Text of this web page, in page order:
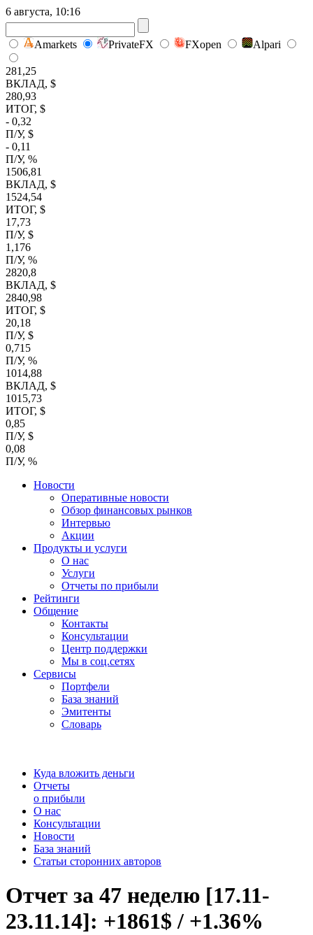
6 августа, 10:16
Amarkets PrivateFX FXopen Alpari
281,25
ВКЛАД, $
280,93
ИТОГ, $
- 0,32
П/У, $
- 0,11
П/У, %
1506,81
ВКЛАД, $
1524,54
ИТОГ, $
17,73
П/У, $
1,176
П/У, %
2820,8
ВКЛАД, $
2840,98
ИТОГ, $
20,18
П/У, $
0,715
П/У, %
1014,88
ВКЛАД, $
1015,73
ИТОГ, $
0,85
П/У, $
0,08
П/У, %
Новости
Оперативные новости
Обзор финансовых рынков
Интервью
Акции
Продукты и услуги
О нас
Услуги
Отчеты по прибыли
Рейтинги
Общение
Контакты
Консультации
Центр поддержки
Мы в соц.сетях
Сервисы
Портфели
База знаний
Эмитенты
Словарь
Куда вложить деньги
Отчеты
о прибыли
О нас
Консультации
Новости
База знаний
Статьи сторонних авторов
Отчет за 47 неделю [17.11-
23.11.14]: +1861$ / +1.36%